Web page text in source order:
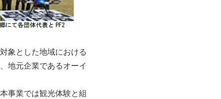
象とした地域における
地元企業であるオーイ
事業では観光体験と組